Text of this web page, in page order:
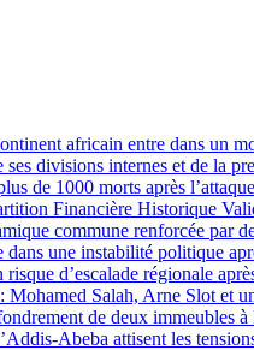
africain entre dans un
divisions internes et de la
de 1000 morts après
Financière Historique
commune renforcée par
une instabilité politique
d’escalade régionale
Salah, Arne Slot et
de deux immeubles à
Abeba attisent les